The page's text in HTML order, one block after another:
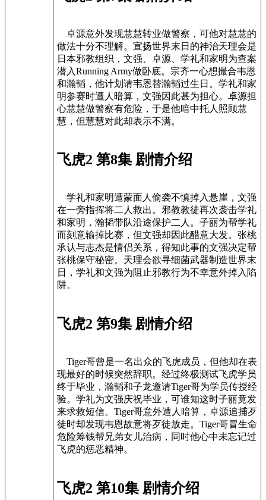
卓源意外发现慧慧转业做警察，可他对慧慧的
做法十分不理解。宣扬世界末日的神治天理会是
日本邪教组织，文强、卓源、学礼和家明为查案
潜入Running Army做卧底。宗齐一心想撮合韦恩
和瀚韬，他计划请韦恩替瀚韬过生日。学礼和家
明参赛时遭人暗算，文强因此甚为担心。卓源担
心慧慧做警察有危险，于是他暗中托人照顾慧
慧，但慧慧对此却表示不满。
飞虎2 第8集 剧情介绍
学礼和家明遭蒙面人偷袭不慎掉入悬崖，文强
在一旁指挥将二人救出。邪教教徒再次袭击学礼
和家明，瀚韬带队沿途保护二人。子丽为帮学礼
而刻意输掉比赛，但文强却因此醋意大发。张桃
承认与志杰是情侣关系，得知此事的文强决定帮
张桃保守秘密。天理会欲寻细菌武器制造世界末
日，学礼和文强为阻止邪教行为不幸意外掉入陷
阱。
飞虎2 第9集 剧情介绍
Tiger哥曾是一名出众的飞虎成员，但他却在表
现最好的时候突然辞职。经过终极测试飞虎学员
终于毕业，瀚韬和子龙邀请Tiger哥为学员传授经
验。学礼为文强庆祝毕业，可谁知这时子丽竟发
来求救短信。Tiger哥意外遭人暗算，卓源追捕歹
徒时却发现韦恩故意将歹徒放走。Tiger哥冒生命
危险筹钱帮兄弟女儿治病，同时他心中未忘记过
飞虎的惩恶精神。
飞虎2 第10集 剧情介绍